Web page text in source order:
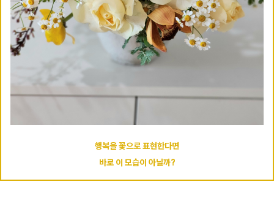
행복을 꽃으로 표현한다면
바로 이 모습이 아닐까?